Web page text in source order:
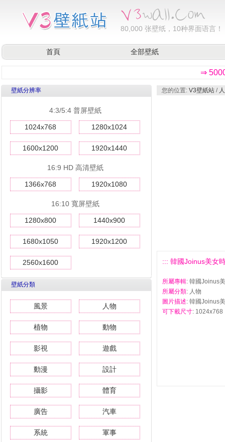
80,000 张壁纸，10种界面语言！
首頁 全部壁紙
⇒
壁紙分辨率
4:3/5:4 普屏壁紙
1024x768 1280x1024
1600x1200 1920x1440
16:9 HD 高清壁紙
1366x768 1920x1080
16:10 寬屏壁紙
1280x800 1440x900
1680x1050 1920x1200
2560x1600
壁紙分類
風景 人物
植物 動物
影視 遊戲
動漫 設計
攝影 體育
廣告 汽車
系統 軍事
您的位置: V3壁紙站 /
::: 韓國Joinus美女
所屬專輯: 韓國Joinus
所屬分類: 人物
圖片描述: 韓國Joinus
可下載尺寸: 1024x768